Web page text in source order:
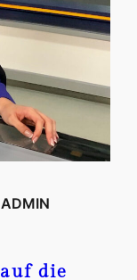
ADMIN
die